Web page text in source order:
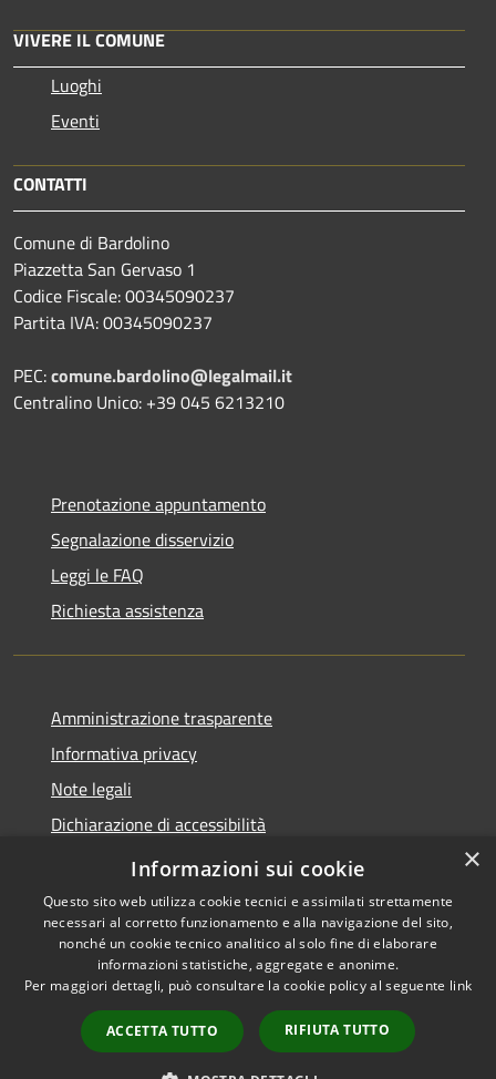
VIVERE IL COMUNE
Luoghi
Eventi
CONTATTI
Comune di Bardolino
Piazzetta San Gervaso 1
Codice Fiscale: 00345090237
Partita IVA: 00345090237
PEC:comune.bardolino@legalmail.it
Centralino Unico: +39 045 6213210
Prenotazione appuntamento
Segnalazione disservizio
Leggi le FAQ
Richiesta assistenza
Amministrazione trasparente
Informativa privacy
Note legali
Dichiarazione di accessibilità
Link app municipium
Accessibilità
Copyright © 2026 • Comune di
Bardolino • Powered by
Municipium•
Accesso
redazione
×
Informazioni sui cookie
Questo sito web utilizza cookie tecnici e assimilati strettamente
necessari al corretto funzionamento e alla navigazione del sito,
nonché un cookie tecnico analitico al solo fine di elaborare
informazioni statistiche, aggregate e anonime.
Per maggiori dettagli, può consultare la cookie policy al seguente link
ACCETTA TUTTO RIFIUTA TUTTO